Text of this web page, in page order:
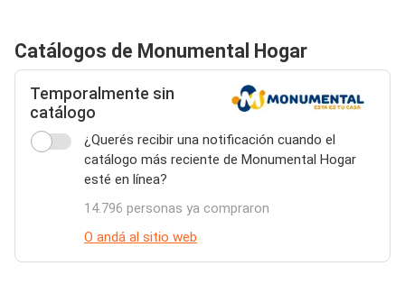
Catálogos de Monumental Hogar
Temporalmente sin
catálogo
¿Querés recibir una notificación cuando el
catálogo más reciente de Monumental Hogar
esté en línea?
14.796 personas ya compraron
O andá al sitio web